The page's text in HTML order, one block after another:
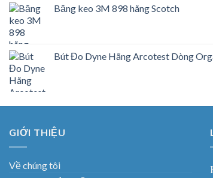
Băng keo 3M 898 hãng Scotch
Bút Đo Dyne Hãng Arcotest Dòng
GIỚI THIỆU
Về chúng tôi